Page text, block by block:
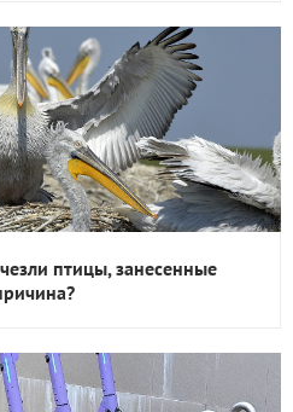
птицы, занесенные